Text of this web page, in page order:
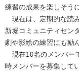
練習の成果を楽しそう
現在は、定期的な読
新堀コミュニティセン
劇や影絵の練習にも励
現在10名のメンバー
時メンバーを募集して